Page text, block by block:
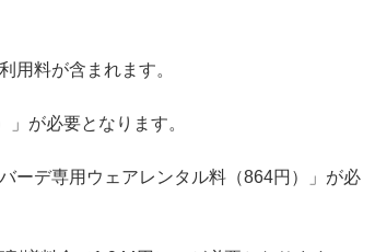
用料が含まれます。
が必要となります。
ーデ専用ウェアレンタル料（864円）」が必